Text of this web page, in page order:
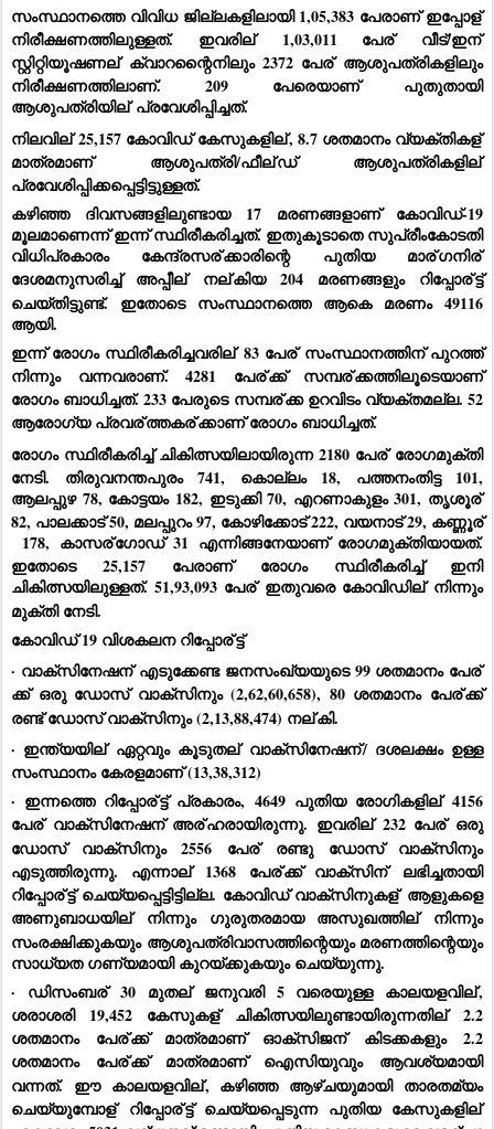
സംസ്ഥാനത്തെ വിവിധ ജില്ലകളിലായി 1,05,383 പേരാണ് ഇപ്പോള്
നിരീക്ഷണത്തിലുള്ളത്. ഇവരില് 1,03,011 പേര് വീട്/ഇന്
സ്റ്റിറ്റിയൂഷണല് ക്വാറന്റൈനിലും 2372 പേര് ആശുപത്രികളിലും
നിരീക്ഷണത്തിലാണ്. 209 പേരെയാണ് പുതുതായി
ആശുപത്രിയില് പ്രവേശിപ്പിച്ചത്.
നിലവില് 25,157 കോവിഡ് കേസുകളില്, 8.7 ശതമാനം വ്യക്തികള്
മാത്രമാണ് ആശുപത്രി/ഫീല്ഡ് ആശുപത്രികളില്
പ്രവേശിപ്പിക്കപ്പെട്ടിട്ടുള്ളത്.
കഴിഞ്ഞ ദിവസങ്ങളിലുണ്ടായ 17 മരണങ്ങളാണ് കോവിഡ്-19
മൂലമാണെന്ന് ഇന്ന് സ്ഥിരീകരിച്ചത്. ഇതുകൂടാതെ സുപ്രീംകോടതി
വിധിപ്രകാരം കേന്ദ്രസര്ക്കാരിന്റെ പുതിയ മാര്ഗനിര്
ദേശമനുസരിച്ച് അപ്പീല് നല്കിയ 204 മരണങ്ങളും റിപ്പോര്ട്ട്
ചെയ്തിട്ടുണ്ട്. ഇതോടെ സംസ്ഥാനത്തെ ആകെ മരണം 49116
ആയി.
ഇന്ന് രോഗം സ്ഥിരീകരിച്ചവരില് 83 പേര് സംസ്ഥാനത്തിന് പുറത്ത്
നിന്നും വന്നവരാണ്. 4281 പേര്ക്ക് സമ്പര്ക്കത്തിലൂടെയാണ്
രോഗം ബാധിച്ചത്. 233 പേരുടെ സമ്പര്ക്ക ഉറവിടം വ്യക്തമല്ല. 52
ആരോഗ്യ പ്രവര്ത്തകര്ക്കാണ് രോഗം ബാധിച്ചത്.
രോഗം സ്ഥിരീകരിച്ച് ചികിത്സയിലായിരുന്ന 2180 പേര് രോഗമുക്തി
നേടി. തിരുവനന്തപുരം 741, കൊല്ലം 18, പത്തനംതിട്ട 101,
ആലപ്പുഴ 78, കോട്ടയം 182, ഇടുക്കി 70, എറണാകുളം 301, തൃശൂര്
82, പാലക്കാട് 50, മലപ്പുറം 97, കോഴിക്കോട് 222, വയനാട് 29, കണ്ണൂര്
178, കാസര്ഗോഡ് 31 എന്നിങ്ങനേയാണ് രോഗമുക്തിയായത്.
ഇതോടെ 25,157 പേരാണ് രോഗം സ്ഥിരീകരിച്ച് ഇനി
ചികിത്സയിലുള്ളത്. 51,93,093 പേര് ഇതുവരെ കോവിഡില് നിന്നും
മുക്തി നേടി.
കോവിഡ് 19 വിശകലന റിപ്പോര്ട്ട്
· വാക്‌സിനേഷന് എടുക്കേണ്ട ജനസംഖ്യയുടെ 99 ശതമാനം പേര്
ക്ക് ഒരു ഡോസ് വാക്‌സിനും (2,62,60,658), 80 ശതമാനം പേര്ക്ക്
രണ്ട് ഡോസ് വാക്‌സിനും (2,13,88,474) നല്കി.
· ഇന്ത്യയില് ഏറ്റവും കൂടുതല് വാക്‌സിനേഷന്/ ദശലക്ഷം ഉള്ള
സംസ്ഥാനം കേരളമാണ് (13,38,312)
· ഇന്നത്തെ റിപ്പോര്ട്ട് പ്രകാരം, 4649 പുതിയ രോഗികളില് 4156
പേര്
വാക്‌സിനേഷന് അര്ഹരായിരുന്നു. ഇവരില് 232 പേര് ഒരു
ഡോസ് വാക്‌സിനും 2556 പേര് രണ്ടു ഡോസ് വാക്‌സിനും
എടുത്തിരുന്നു. എന്നാല് 1368 പേര് ക്ക് വാക്‌സിന് ലഭിച്ചതായി
റിപ്പോര്
ട്ട് ചെയ്യപ്പെട്ടിട്ടില്ല. കോവിഡ് വാക്‌സിനുകള് ആളുകളെ
അണുബാധയില് നിന്നും ഗുരുതരമായ അസുഖത്തില് നിന്നും
സംരക്ഷിക്കുകയും ആശുപത്രിവാസത്തിന്റെയും മരണത്തിന്റെയും
സാധ്യത ഗണ്യമായി കുറയ്ക്കുകയും ചെയ്യുന്നു.
· ഡിസംബര് 30 മുതല് ജനുവരി 5 വരെയുള്ള കാലയളവില്,
ശരാശരി 19,452 കേസുകള് ചികിത്സയിലുണ്ടായിരുന്നതില് 2.2
ശതമാനം പേര്
ക്ക് മാത്രമാണ് ഓക്‌സിജന് കിടക്കകളും 2.2
ശതമാനം പേര്ക്ക് മാത്രമാണ് ഐസിയുവും ആവശ്യമായി
വന്നത്. ഈ കാലയളവില്, കഴിഞ്ഞ ആഴ്ചയുമായി താരതമ്യം
ചെയ്യുമ്പോള് റിപ്പോര്ട്ട് ചെയ്യപ്പെടുന്ന പുതിയ കേസുകളില്